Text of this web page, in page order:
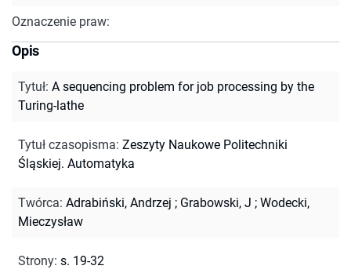
Oznaczenie praw:
Opis
Tytuł: A sequencing problem for job processing by the
Turing-lathe
Tytuł czasopisma: Zeszyty Naukowe Politechniki
Śląskiej. Automatyka
Twórca: Adrabiński, Andrzej ; Grabowski, J ; Wodecki,
Mieczysław
Strony: s. 19-32